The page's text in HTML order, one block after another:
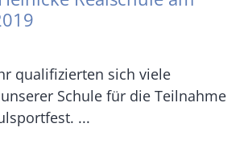
qualifizierten sich viele
Schule für die Teilnahme
...